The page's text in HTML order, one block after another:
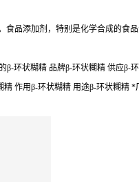
品添加剂，特别是化学合成的食
环状糊精 品牌β-环状糊精 供应
作用β-环状糊精 用途β-环状糊精 *